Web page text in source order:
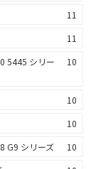
11
11
5445 シリー
10
10
10
G9 シリーズ
10